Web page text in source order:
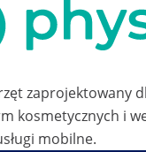
zaprojektowany
kosmetycznych i
mobilne.